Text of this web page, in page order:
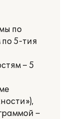
по
5-тия
– 5
–